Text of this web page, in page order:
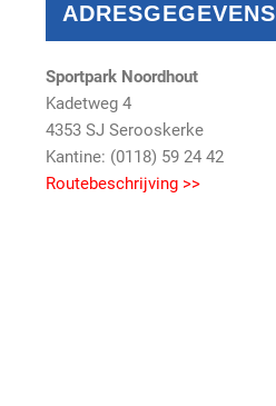
ADRESGEGEVENS
Sportpark Noordhout
Kadetweg 4
4353 SJ Serooskerke
Kantine: (0118) 59 24 42
Routebeschrijving >>